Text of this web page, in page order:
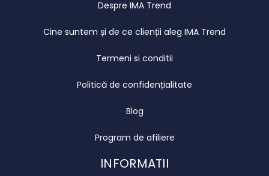
Despre IMA Trend
Cine suntem și de ce clienții aleg IMA Trend
Termeni si conditii
Politică de confidențialitate
Blog
Program de afiliere
INFORMATII